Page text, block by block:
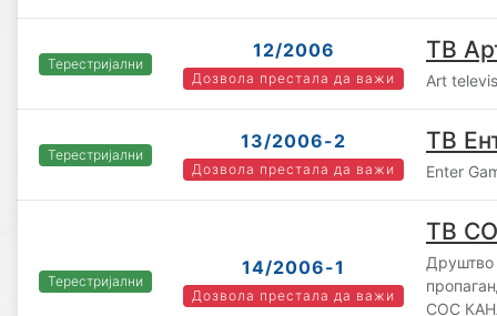
Терестријални
12/2006
Дозвола престала да важи
ТВ
Art
Терестријални
13/2006-2
Дозвола престала да важи
ТВ
Enter
Терестријални
14/2006-1
Дозвола престала да важи
ТВ
Друштво
СОС